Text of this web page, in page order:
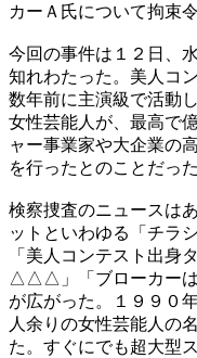
カーＡ氏について拘束
今回の事件は１２日、
知れわたった。美人コ
数年前に主演級で活動
女性芸能人が、最高で
ャー事業家や大企業の
を行ったとのことだった
検察捜査のニュースは
ットといわゆる「チラ
「美人コンテスト出身
△△△」「ブローカーは
が広がった。１９９０
人余りの女性芸能人の
た。すぐにでも超大型